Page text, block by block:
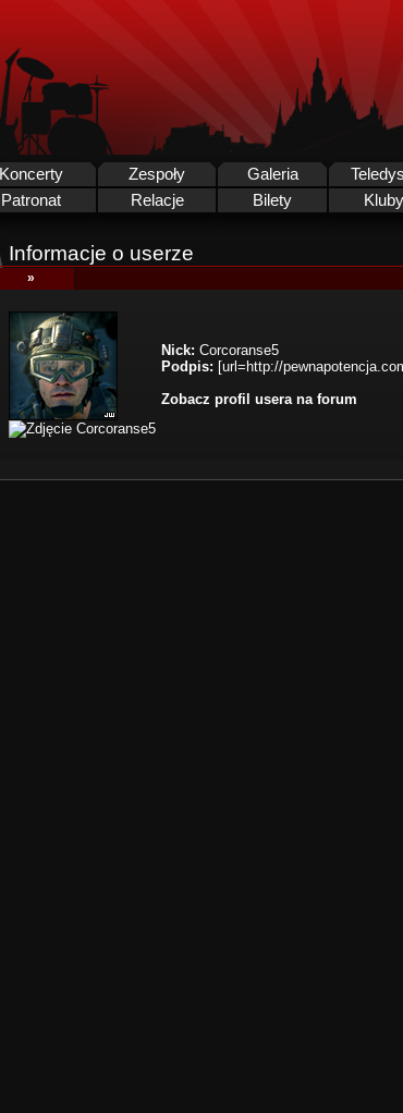
Koncerty Zespoły Galeria
Patronat Relacje Bilety Kluby
Informacje o userze
»
Nick: Corcoranse5
Podpis: [url=http://
Zobacz profil usera na forum